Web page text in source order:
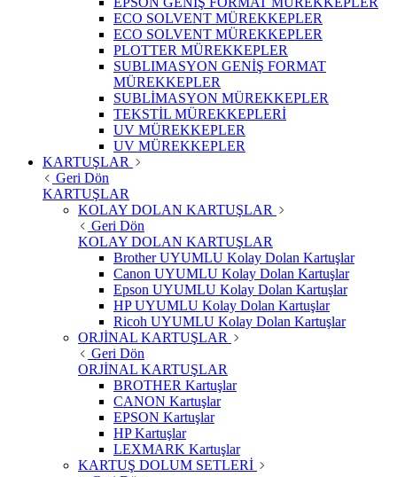
ECO SOLVENT MÜREKKEPLER
ECO SOLVENT MÜREKKEPLER
PLOTTER MÜREKKEPLER
SUBLIMASYON GENİŞ FORMAT
MÜREKKEPLER
SUBLİMASYON MÜREKKEPLER
TEKSTİL MÜREKKEPLERİ
UV MÜREKKEPLER
UV MÜREKKEPLER
KARTUŞLAR
Geri Dön
KARTUŞLAR
KOLAY DOLAN KARTUŞLAR
Geri Dön
KOLAY DOLAN KARTUŞLAR
Brother UYUMLU Kolay Dolan Kartuşlar
Canon UYUMLU Kolay Dolan Kartuşlar
Epson UYUMLU Kolay Dolan Kartuşlar
HP UYUMLU Kolay Dolan Kartuşlar
Ricoh UYUMLU Kolay Dolan Kartuşlar
ORJİNAL KARTUŞLAR
Geri Dön
ORJİNAL KARTUŞLAR
BROTHER Kartuşlar
CANON Kartuşlar
EPSON Kartuşlar
HP Kartuşlar
LEXMARK Kartuşlar
KARTUŞ DOLUM SETLERİ